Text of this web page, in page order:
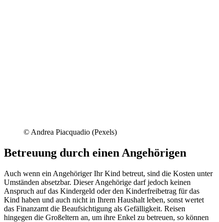
© Andrea Piacquadio (Pexels)
Betreuung durch einen Angehörigen
Auch wenn ein Angehöriger Ihr Kind betreut, sind die Kosten unter
Umständen absetzbar. Dieser Angehörige darf jedoch keinen
Anspruch auf das Kindergeld oder den Kinderfreibetrag für das
Kind haben und auch nicht in Ihrem Haushalt leben, sonst wertet
das Finanzamt die Beaufsichtigung als Gefälligkeit. Reisen
hingegen die Großeltern an, um ihre Enkel zu betreuen, so können